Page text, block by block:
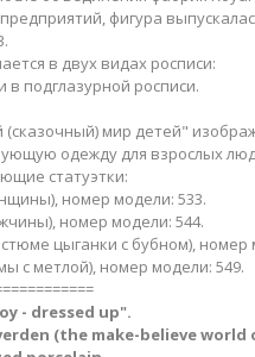
фигура
в двух видах росписи:
в подглазурной росписи.
мир детей"
одежду для взрослых
статуэтки:
номер модели: 533.
номер модели: 544.
цыганки с бубном), номер
с метлой), номер модели: 549.
- dressed up".
(the make-believe world